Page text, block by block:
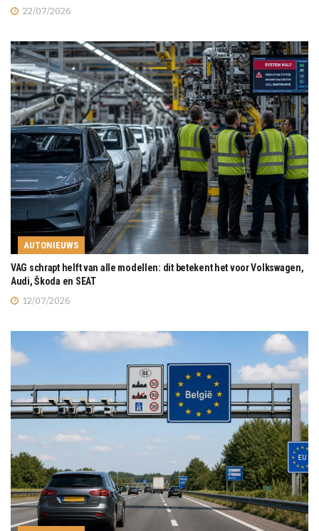
22/07/2026
AUTONIEUWS
VAG schrapt helft van alle modellen: dit betekent het voor Volkswagen,
Audi, Škoda en SEAT
12/07/2026